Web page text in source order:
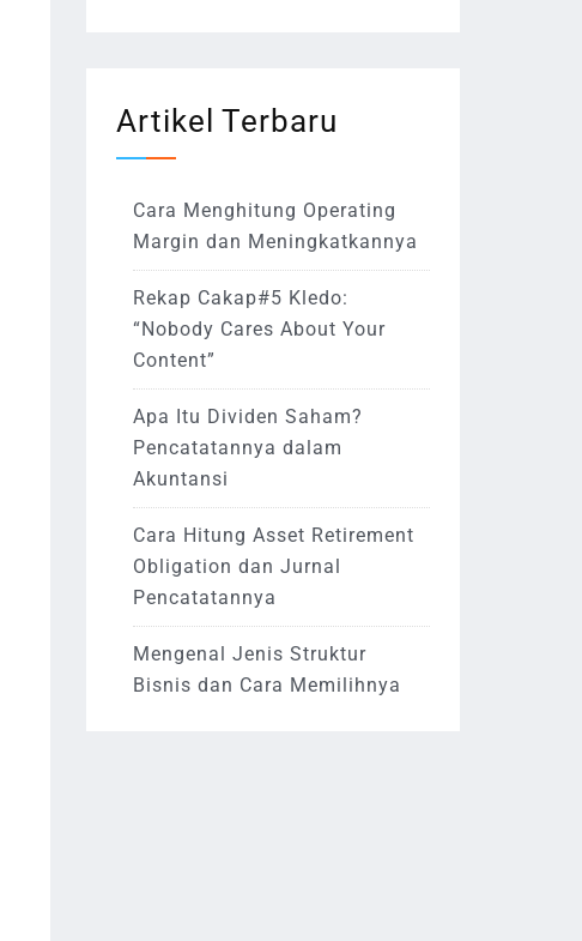
Artikel Terbaru
Cara Menghitung Operating
Margin dan Meningkatkannya
Rekap Cakap#5 Kledo:
“Nobody Cares About Your
Content”
Apa Itu Dividen Saham?
Pencatatannya dalam
Akuntansi
Cara Hitung Asset Retirement
Obligation dan Jurnal
Pencatatannya
Mengenal Jenis Struktur
Bisnis dan Cara Memilihnya